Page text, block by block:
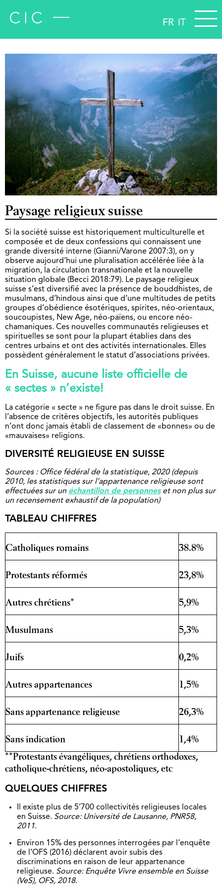
FR IT
Paysage religieux suisse
Si la société suisse est historiquement multiculturelle et
composée et de deux confessions qui connaissent une
grande diversité interne (Gianni/Varone 2007:3), on y
observe aujourd’hui une pluralisation accélérée liée à la
migration, la circulation transnationale et la nouvelle
situation globale (Becci 2018:79). Le paysage religieux
suisse s’est diversifié avec la présence de bouddhistes, de
musulmans, d’hindous ainsi que d’une multitudes de petits
groupes d’obédience ésotériques, spirites, néo-orientaux,
soucoupistes, New Age, néo-païens, ou encore néo-
chamaniques. Ces nouvelles communautés religieuses et
spirituelles se sont pour la plupart établies dans des
centres urbains et ont des activités internationales. Elles
possèdent généralement le statut d’associations privées.
En Suisse, aucune liste officielle de
« sectes » n’existe!
La catégorie « secte » ne figure pas dans le droit suisse. En
l’absence de critères objectifs, les autorités publiques
n’ont donc jamais établi de classement de «bonnes» ou de
«mauvaises» religions.
DIVERSITÉ RELIGIEUSE EN SUISSE
Sources : Office fédéral de la statistique, 2020 (depuis
2010, les statistiques sur l’appartenance religieuse sont
effectuées sur un échantillon de personneset non plus sur
un recensement exhaustif de la population)
TABLEAU CHIFFRES
Catholiques romains 38.8%
Protestants réformés 23,8%
Autres chrétiens* 5,9%
Musulmans 5,3%
Juifs 0,2%
Autres appartenances 1,5%
Sans appartenance religieuse 26,3%
Sans indication
1,4%
**Protestants évangéliques, chrétiens orthodoxes,
catholique-chrétiens, néo-apostoliques, etc
QUELQUES CHIFFRES
Il existe plus de 5’700 collectivités religieuses locales
en Suisse. Source: Université de Lausanne, PNR58,
2011.
Environ 15% des personnes interrogées par l’enquête
de l’OFS (2016) déclarent avoir subis des
discriminations en raison de leur appartenance
religieuse. Source: Enquête Vivre ensemble en Suisse
(VeS), OFS, 2018.